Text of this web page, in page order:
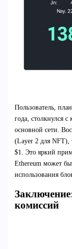
Пользователь,
года, столкнулся
основной сети.
(Layer 2 для NFT),
$1. Это яркий
Ethereum может
использования
комиссий